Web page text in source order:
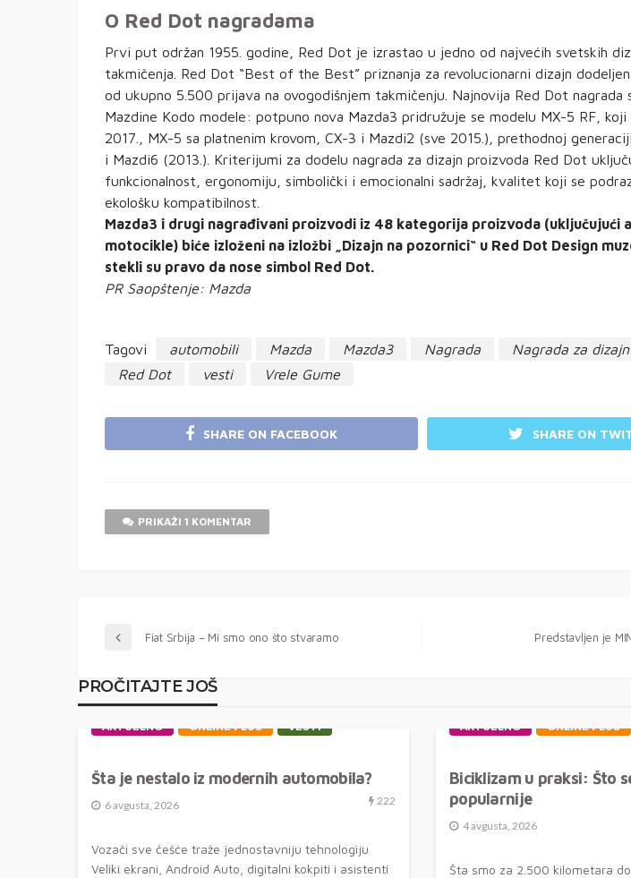
O Red Dot nagradama
Prvi put održan 1955. godine, Red Dot je izrastao u jedno od najvećih svetskih
takmičenja. Red Dot “Best of the Best” priznanja za revolucionarni dizajn
od ukupno 5.500 prijava na ovogodišnjem takmičenju. Najnovija Red Dot nagrada
Mazdine Kodo modele: potpuno nova Mazda3 pridružuje se modelu MX-5 RF,
2017., MX-5 sa platnenim krovom, CX-3 i Mazdi2 (sve 2015.), prethodnoj
i Mazdi6 (2013.). Kriterijumi za dodelu nagrada za dizajn proizvoda Red Dot
funkcionalnost, ergonomiju, simbolički i emocionalni sadržaj, kvalitet koji se
ekološku kompatibilnost.
Mazda3 i drugi nagrađivani proizvodi iz 48 kategorija proizvoda (uključujući
motocikle) biće izloženi na izložbi „Dizajn na pozornici“ u Red Dot Design
stekli su pravo da nose simbol Red Dot.
PR Saopštenje: Mazda
Tagovi automobili Mazda Mazda3 Nagrada Nagrada za dizajn
Red Dot
vesti Vrele Gume
SHARE ON FACEBOOK SHARE ON
PRIKAŽI 1 KOMENTAR
Fiat Srbija – Mi smo ono što stvaramo Predstavljen je
PROČITAJTE JOŠ
AKTUELNO ONLINE PLUS VESTI
Šta je nestalo iz modernih automobila?
6 avgusta, 2026 222
Vozači sve češće traže jednostavniju tehnologiju
Veliki ekrani, Android Auto, digitalni kokpiti i asistenti
AKTUELNO ONLINE PLUS
Biciklizam u praksi: Što
popularnije
4 avgusta, 2026
Šta smo za 2.500 kilometara